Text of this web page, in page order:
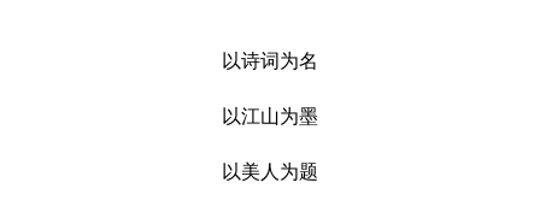
以诗词为名
以江山为墨
以美人为题